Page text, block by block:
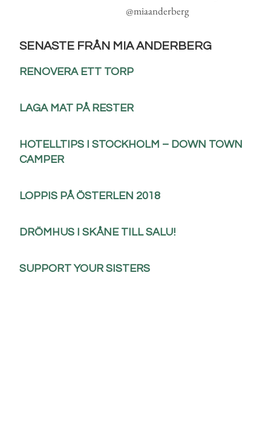
@miaanderberg
SENASTE FRÅN MIA ANDERBERG
RENOVERA ETT TORP
LAGA MAT PÅ RESTER
HOTELLTIPS I STOCKHOLM – DOWN TOWN
CAMPER
LOPPIS PÅ ÖSTERLEN 2018
DRÖMHUS I SKÅNE TILL SALU!
SUPPORT YOUR SISTERS